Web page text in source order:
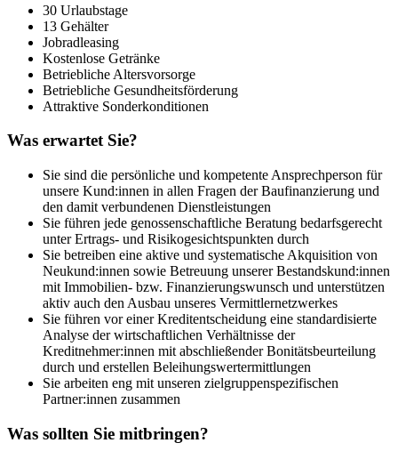
30 Urlaubstage
13 Gehälter
Jobradleasing
Kostenlose Getränke
Betriebliche Altersvorsorge
Betriebliche Gesundheitsförderung
Attraktive Sonderkonditionen
Was erwartet Sie?
Sie sind die persönliche und kompetente Ansprechperson für
unsere Kund:innen in allen Fragen der Baufinanzierung und
den damit verbundenen Dienstleistungen
Sie führen jede genossenschaftliche Beratung bedarfsgerecht
unter Ertrags- und Risikogesichtspunkten durch
Sie betreiben eine aktive und systematische Akquisition von
Neukund:innen sowie Betreuung unserer Bestandskund:innen
mit Immobilien- bzw. Finanzierungswunsch und unterstützen
aktiv auch den Ausbau unseres Vermittlernetzwerkes
Sie führen vor einer Kreditentscheidung eine standardisierte
Analyse der wirtschaftlichen Verhältnisse der
Kreditnehmer:innen mit abschließender Bonitätsbeurteilung
durch und erstellen Beleihungswertermittlungen
Sie arbeiten eng mit unseren zielgruppenspezifischen
Partner:innen zusammen
Was sollten Sie mitbringen?